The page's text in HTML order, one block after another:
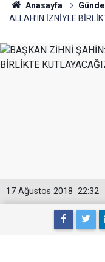
Anasayfa
ALLAH’IN İZNİYLE
22:32
17 Ağustos 2018